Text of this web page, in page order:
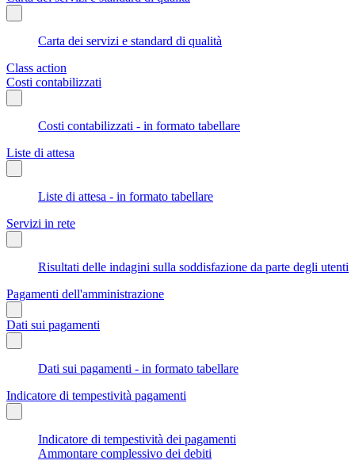
Carta dei servizi e standard di qualità
Class action
Costi contabilizzati
Costi contabilizzati - in formato tabellare
Liste di attesa
Liste di attesa - in formato tabellare
Servizi in rete
Risultati delle indagini sulla soddisfazione da parte degli utenti
Pagamenti dell'amministrazione
Dati sui pagamenti
Dati sui pagamenti - in formato tabellare
Indicatore di tempestività pagamenti
Indicatore di tempestività dei pagamenti
Ammontare complessivo dei debiti